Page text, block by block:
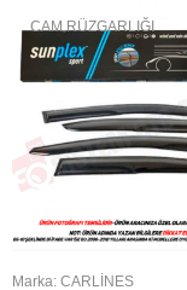
CAM RÜZGARLIĞI
Marka: CARLINES